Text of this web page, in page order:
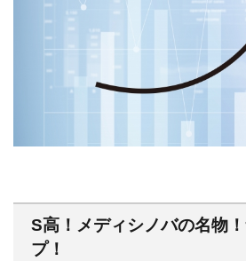
S高！メディシノバの名物
プ！